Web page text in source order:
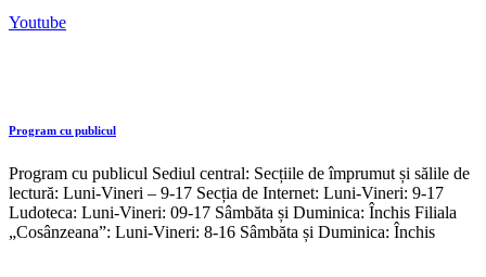
Youtube
Program cu publicul
Program cu publicul Sediul central: Secțiile de împrumut și sălile de
lectură: Luni-Vineri – 9-17 Secția de Internet: Luni-Vineri: 9-17
Ludoteca: Luni-Vineri: 09-17 Sâmbăta și Duminica: Închis Filiala
„Cosânzeana”: Luni-Vineri: 8-16 Sâmbăta și Duminica: Închis